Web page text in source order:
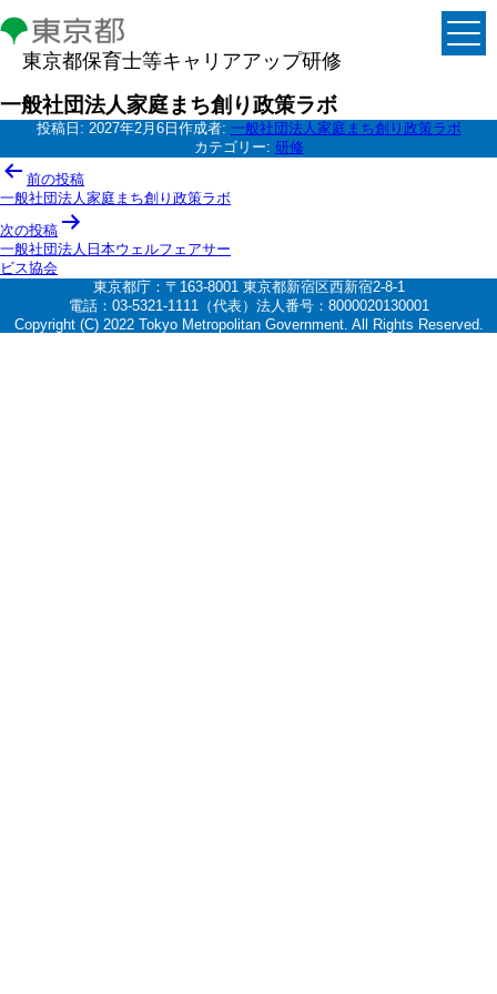
東京都保育士等キャリアアップ研修
一般社団法人家庭まち創り政策ラボ
投稿日: 2027年2月6日 作成者: 一般社団法人家庭まち創り政策ラボ
カテゴリー: 研修
投
稿
ナ
ビ
ゲ
ー
前の投稿
一般社団法人家庭まち創り政策ラボ
次の投稿
一般社団法人日本ウェルフェアサー
ビス協会
東京都庁：〒163-8001 東京都新宿区西新宿2-8-1
電話：03-5321-1111（代表）法人番号：8000020130001
Copyright (C) 2022 Tokyo Metropolitan Government. All Rights Reserved.